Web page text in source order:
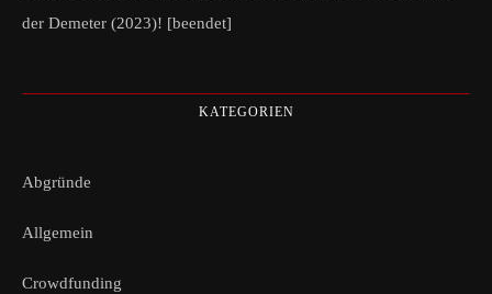
der Demeter (2023)! [beendet]
KATEGORIEN
Abgründe
Allgemein
Crowdfunding